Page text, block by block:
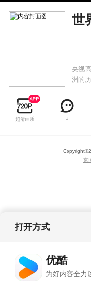
世
央视
洲的
超清画质 4
Copyright©
京
打开方式
优酷
为好内容全力